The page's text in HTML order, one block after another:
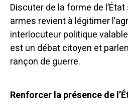
Discuter de la forme de
armes revient à légitimer
interlocuteur politique
est un débat citoyen et
rançon de guerre.
Renforcer la présence de